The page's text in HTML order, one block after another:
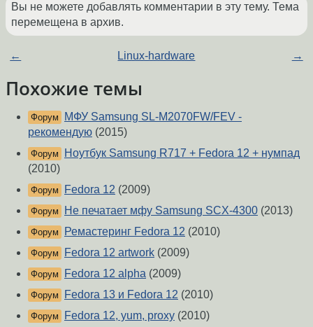
Вы не можете добавлять комментарии в эту тему. Тема
перемещена в архив.
← Linux-hardware →
Похожие темы
Форум
МФУ Samsung SL-M2070FW/FEV -
рекомендую (2015)
Форум
Ноутбук Samsung R717 + Fedora 12 + нумпад
(2010)
Форум Fedora 12 (2009)
Форум Не печатает мфу Samsung SCX-4300 (2013)
Форум Ремастеринг Fedora 12 (2010)
Форум Fedora 12 artwork (2009)
Форум Fedora 12 alpha (2009)
Форум Fedora 13 и Fedora 12 (2010)
Форум Fedora 12, yum, proxy (2010)